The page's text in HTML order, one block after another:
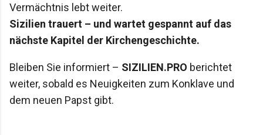
Vermächtnis lebt weiter.
Sizilien trauert – und wartet gespannt auf das
nächste Kapitel der Kirchengeschichte.
Bleiben Sie informiert – SIZILIEN.PRO berichtet
weiter, sobald es Neuigkeiten zum Konklave und
dem neuen Papst gibt.